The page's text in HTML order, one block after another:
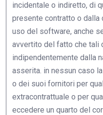
incidentale o indiretto, di
presente contratto o dalla
uso del software, anche
avvertito del fatto che tali
indipendentemente dalla
asserita. in nessun caso
o dei suoi fornitori per
extracontrattuale o per
eccedere un quarto del